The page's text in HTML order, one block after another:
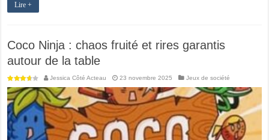
Lire +
Coco Ninja : chaos fruité et rires garantis
autour de la table
Jessica Côté Acteau 23 novembre 2025 Jeux de société